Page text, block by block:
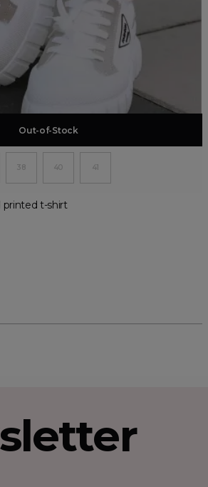
Add to basket
Out-of-Stock
38 40 41
t-shirt